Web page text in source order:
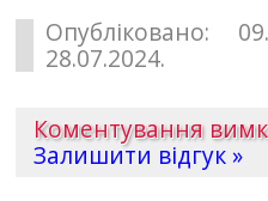
Опубліковано:
28.07.2024.
Коментування
Залишити відгук »